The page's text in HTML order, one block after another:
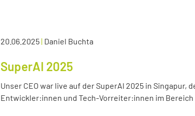
20.06.2025| Daniel Buchta
SuperAI 2025
Unser CEO war live auf der SuperAI 2025 in
Entwickler:innen und Tech-Vorreiter:innen im